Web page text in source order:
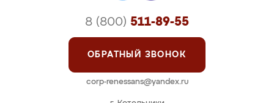
8 (800) 511-89-55
ОБРАТНЫЙ ЗВОНОК
corp-renessans@yandex.ru